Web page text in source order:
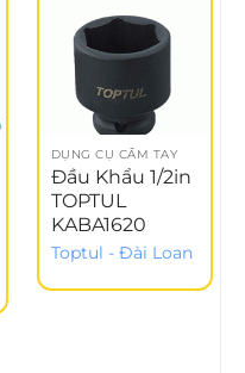
DỤNG CỤ CẦM TAY
Đầu Khẩu 1/2in
TOPTUL
KABA1620
Toptul - Đài Loan